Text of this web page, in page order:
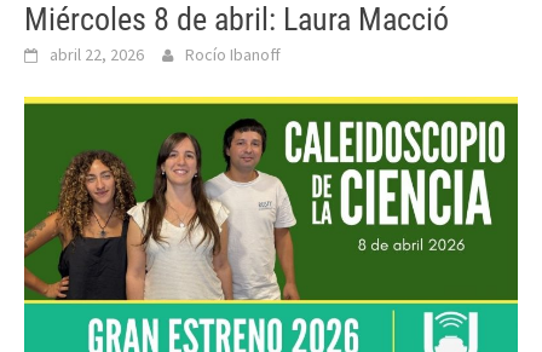
Miércoles 8 de abril: Laura Macció
abril 22, 2026 Rocío Ibanoff